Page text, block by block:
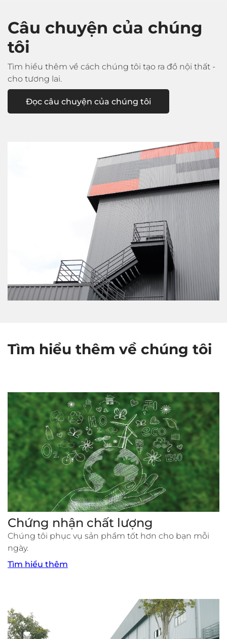
Câu chuyện của chúng
tôi
Tìm hiểu thêm về cách chúng tôi tạo ra đồ nội thất -
cho tương lai.
Đọc câu chuyện của chúng tôi
Tìm hiểu thêm về chúng tôi
Chứng nhận chất lượng
Chúng tôi phục vụ sản phẩm tốt hơn cho bạn mỗi
ngày.
Tìm hiểu thêm